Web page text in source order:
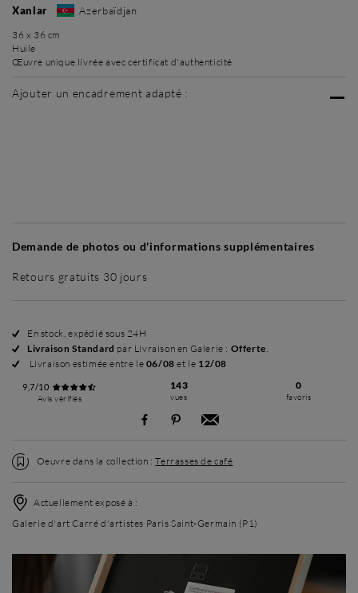
Xanlar Azerbaïdjan
36 x 36 cm
Huile
Œuvre unique livrée avec certificat d'authenticité
Ajouter un encadrement adapté :
Demande de photos ou d'informations supplémentaires
Retours gratuits 30 jours
En stock, expédié sous 24H
Livraison Standard par Livraison en Galerie : Offerte.
Livraison estimée entre le 06/08 et le 12/08
9,7/10
Avis vérifiés
143
vues
0
favoris
Oeuvre dans la collection :Terrasses de café
Actuellement exposé à :
Galerie d'art Carré d'artistes Paris Saint-Germain (P1)